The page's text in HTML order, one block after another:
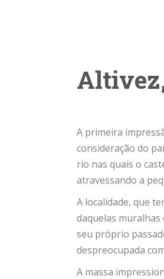
A primeira
consideração do
rio nas quais o
atravessando a
A localidade, que
daquelas muralhas
seu próprio
despreocupada
A massa